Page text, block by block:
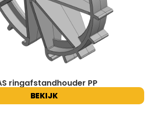
ringafstandhouder PP
BEKIJK